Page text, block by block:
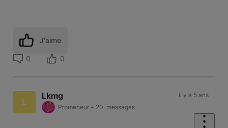
J'aime
0 0
L
Lkmg
Promeneur • 20 messages
il y a 5 ans